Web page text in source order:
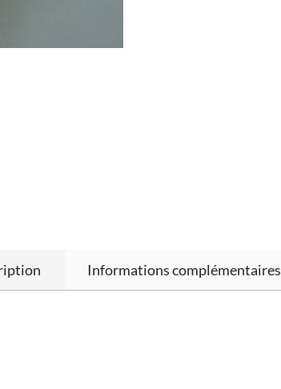
Informations complémentaires